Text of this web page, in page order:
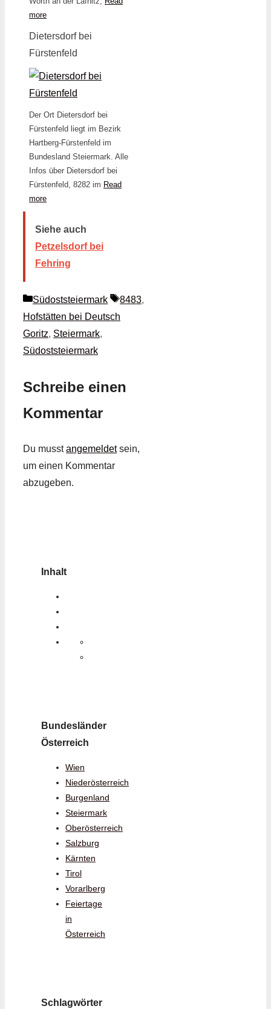
more
Dietersdorf bei
Fürstenfeld
Der Ort Dietersdorf bei
Fürstenfeld liegt im Bezirk
Hartberg-Fürstenfeld im
Bundesland Steiermark. Alle
Infos über Dietersdorf bei
Fürstenfeld, 8282 im Read
more
Siehe auch
Petzelsdorf bei
Fehring
Kategorien
Südoststeiermark Schlagwörter
8483,
Hofstätten bei Deutsch
Goritz, Steiermark,
Südoststeiermark
Schreibe einen
Kommentar
Du musstangemeldetsein,
um einen Kommentar
abzugeben.
Inhalt
Bundesländer
Österreich
Wien
Niederösterreich
Burgenland
Steiermark
Oberösterreich
Salzburg
Kärnten
Tirol
Vorarlberg
Feiertage
in
Österreich
Schlagwörter